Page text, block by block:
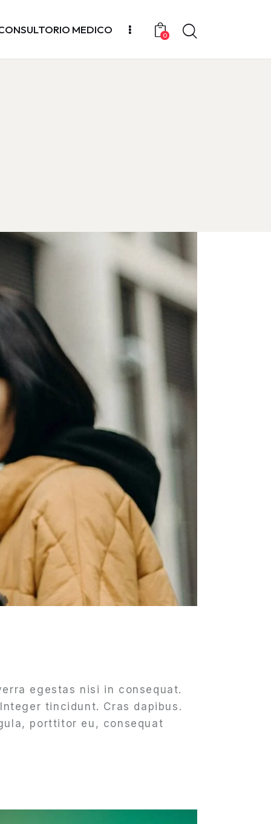
MEDICO 0
egestas nisi in consequat.
tincidunt. Cras dapibus.
porttitor eu, consequat